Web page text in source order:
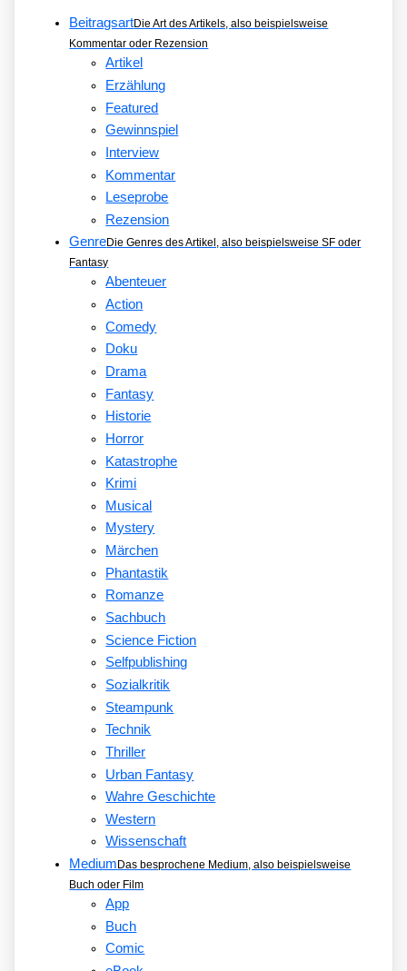
BeitragsartDie Art des Artikels, also beispielsweise
Kommentar oder Rezension
Artikel
Erzählung
Featured
Gewinnspiel
Interview
Kommentar
Leseprobe
Rezension
GenreDie Genres des Artikel, also beispielsweise SF oder
Fantasy
Abenteuer
Action
Comedy
Doku
Drama
Fantasy
Historie
Horror
Katastrophe
Krimi
Musical
Mystery
Märchen
Phantastik
Romanze
Sachbuch
Science Fiction
Selfpublishing
Sozialkritik
Steampunk
Technik
Thriller
Urban Fantasy
Wahre Geschichte
Western
Wissenschaft
Medium Das besprochene Medium, also beispielsweise
Buch oder Film
App
Buch
Comic